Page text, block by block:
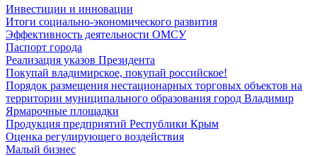
Инвестиции и инновации
Итоги социально-экономического развития
Эффективность деятельности ОМСУ
Паспорт города
Реализация указов Президента
Покупай владимирское, покупай российское!
Порядок размещения нестационарных торговых объектов на
территории муниципального образования город Владимир
Ярмарочные площадки
Продукция предприятий Республики Крым
Оценка регулирующего воздействия
Малый бизнес